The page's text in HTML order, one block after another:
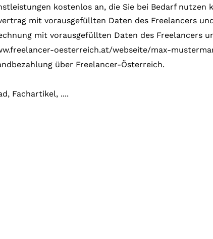
kostenlos an, die Sie bei Bedarf nutzen
mit vorausgefüllten Daten des Freelancers
mit vorausgefüllten Daten des Freelancers
oesterreich.at/webseite/max-
über Freelancer-Österreich.
Fachartikel, ....